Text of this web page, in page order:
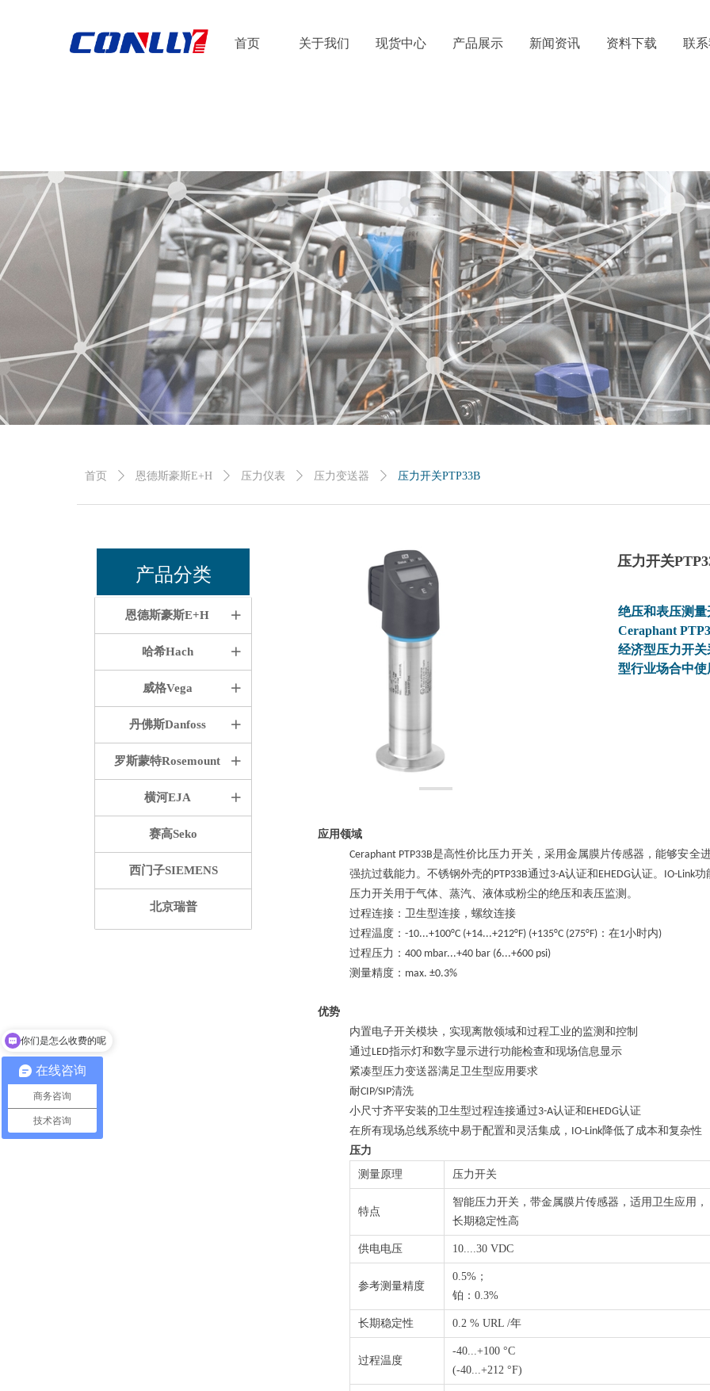
首页 关于我们 现货中心 产品展示 新闻资讯 资料下载 联
首页 ꄲ 恩德斯豪斯E+H ꄲ 压力仪表 ꄲ 压力变送器 ꄲ 压力开关PTP33B
绝压和表压测量
Ceraphant
经济型压力开
型行业场合中使
压力开关
应用领域
Ceraphant PTP33B是高性价比压力开关，采用金属膜片传感器，能够安全
强抗过载能力。不锈钢外壳的PTP33B通过3-A认证和 EHEDG认证。 IO-Link功
压力开关用于气体、蒸汽、液体或粉尘的绝压和表压监测。
过程连接：卫生型连接，螺纹连接
过程温度： -10...+100°C (+14...+212°F) (+135°C (275°F) ：在1小时内)
过程压力： 400 mbar...+40 bar (6...+600 psi)
测量精度： max. ±0.3%
优势
内置电子开关模块，实现离散领域和过程工业的监测和控制
通过LED指示灯和数字显示进行功能检查和现场信息显示
紧凑型压力变送器满足卫生型应用要求
耐CIP/SIP清洗
小尺寸齐平安装的卫生型过程连接通过3-A认证和 EHEDG认证
在所有现场总线系统中易于配置和灵活集成， IO-Link降低了成本和复杂性
压力
测量原理
压力开关
特点
智能压力开关，带金属膜片传感器，适用卫生应用，
长期稳定性高
供电电压 10....30 VDC
参考测量精度
0.5%；
铂：0.3%
长期稳定性 0.2 % URL /年
过程温度
-40...+100 °C
(-40...+212 °F)
ꄶ
恩德斯豪斯E+H
ꄶ
哈希Hach
ꄶ
威格Vega
ꄶ
丹佛斯Danfoss
ꄶ
罗斯蒙特Rosemount
ꄶ
横河EJA
赛高Seko
西门子SIEMENS
北京瑞普
产品分类
在线咨询
商务咨询
技术咨询
你们是怎么收费的呢